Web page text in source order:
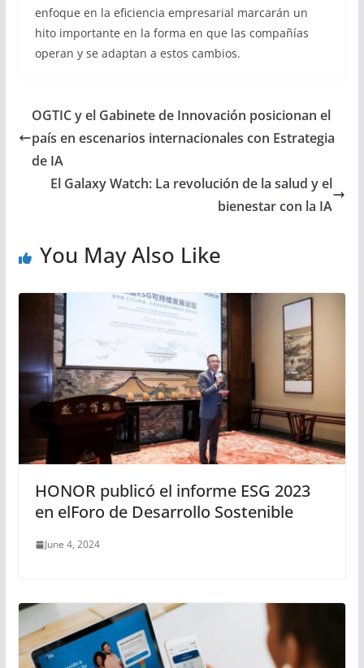
enfoque en la eficiencia empresarial marcarán un
hito importante en la forma en que las compañías
operan y se adaptan a estos cambios.
OGTIC y el Gabinete de Innovación posicionan el
país en escenarios internacionales con Estrategia
de IA
El Galaxy Watch: La revolución de la salud y el
bienestar con la IA
You May Also Like
HONOR publicó el informe ESG 2023
en elForo de Desarrollo Sostenible
June 4, 2024